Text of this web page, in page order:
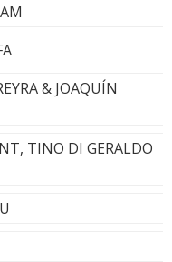
& JOAQUÍN
TINO DI GERALDO